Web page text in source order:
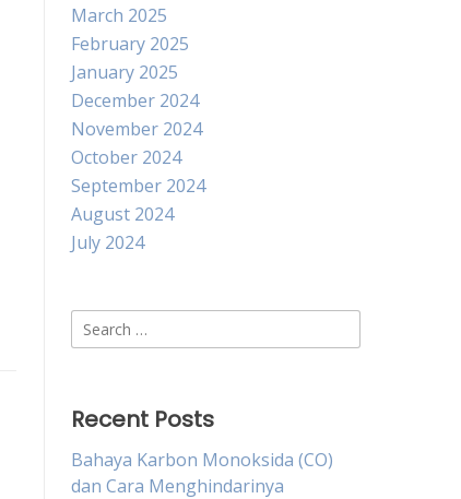
March 2025
February 2025
January 2025
December 2024
November 2024
October 2024
September 2024
August 2024
July 2024
Search
for:
Recent Posts
Bahaya Karbon Monoksida (CO)
dan Cara Menghindarinya